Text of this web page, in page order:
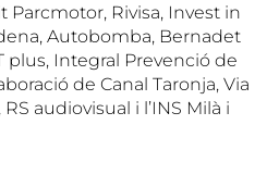
Parcmotor, Rivisa, Invest in
Autobomba, Bernadet
plus, Integral Prevenció de
de Canal Taronja, Via
audiovisual i l’INS Milà i